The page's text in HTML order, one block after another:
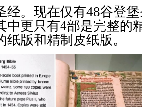
经。现在仅有48谷登
中更只有4部是完整的
纸版和精制皮纸版。